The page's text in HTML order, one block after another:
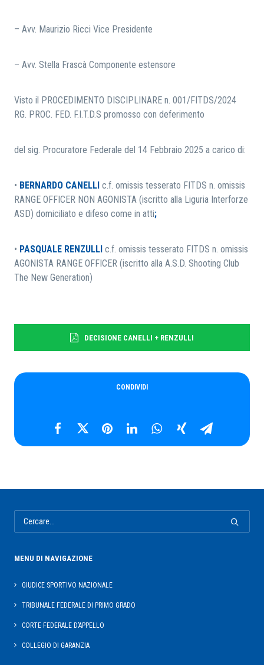
– Avv. Maurizio Ricci Vice Presidente
– Avv. Stella Frascà Componente estensore
Visto il PROCEDIMENTO DISCIPLINARE n. 001/FITDS/2024
RG. PROC. FED. F.I.T.D.S promosso con deferimento
del sig. Procuratore Federale del 14 Febbraio 2025 a carico di:
• BERNARDO CANELLI c.f. omissis tesserato FITDS n. omissis
RANGE OFFICER NON AGONISTA (iscritto alla Liguria Interforze
ASD) domiciliato e difeso come in atti;
• PASQUALE RENZULLI c.f. omissis tesserato FITDS n. omissis
AGONISTA RANGE OFFICER (iscritto alla A.S.D. Shooting Club
The New Generation)
DECISIONE CANELLI + RENZULLI
CONDIVIDI
MENU DI NAVIGAZIONE
GIUDICE SPORTIVO NAZIONALE
TRIBUNALE FEDERALE DI PRIMO GRADO
CORTE FEDERALE D’APPELLO
COLLEGIO DI GARANZIA